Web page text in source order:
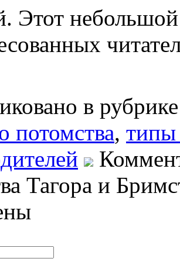
Этот
в
потомства, типы
Тагора и